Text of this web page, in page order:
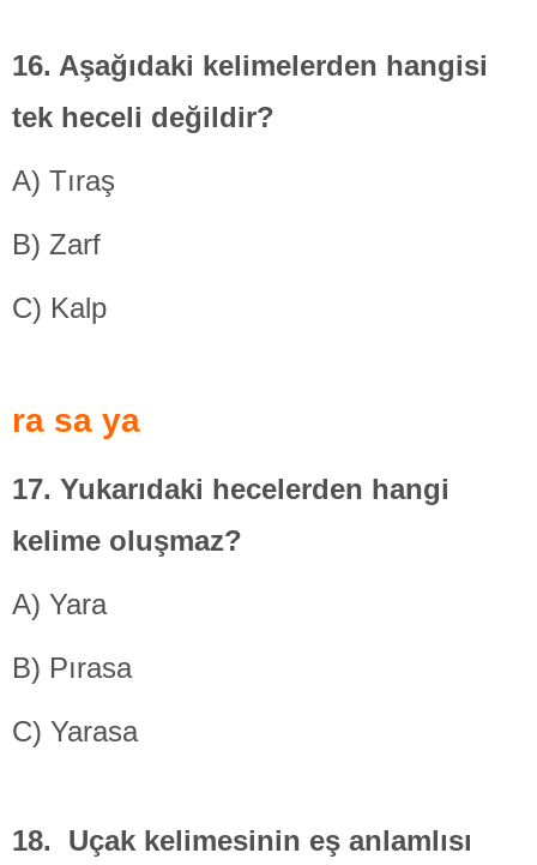
16. Aşağıdaki kelimelerden hangisi
tek heceli değildir?
A) Tıraş
B) Zarf
C) Kalp
ra sa ya
17. Yukarıdaki hecelerden hangi
kelime oluşmaz?
A) Yara
B) Pırasa
C) Yarasa
18. Uçak kelimesinin eş anlamlısı